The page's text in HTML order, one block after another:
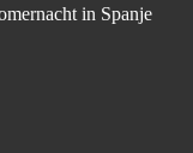
in Spanje